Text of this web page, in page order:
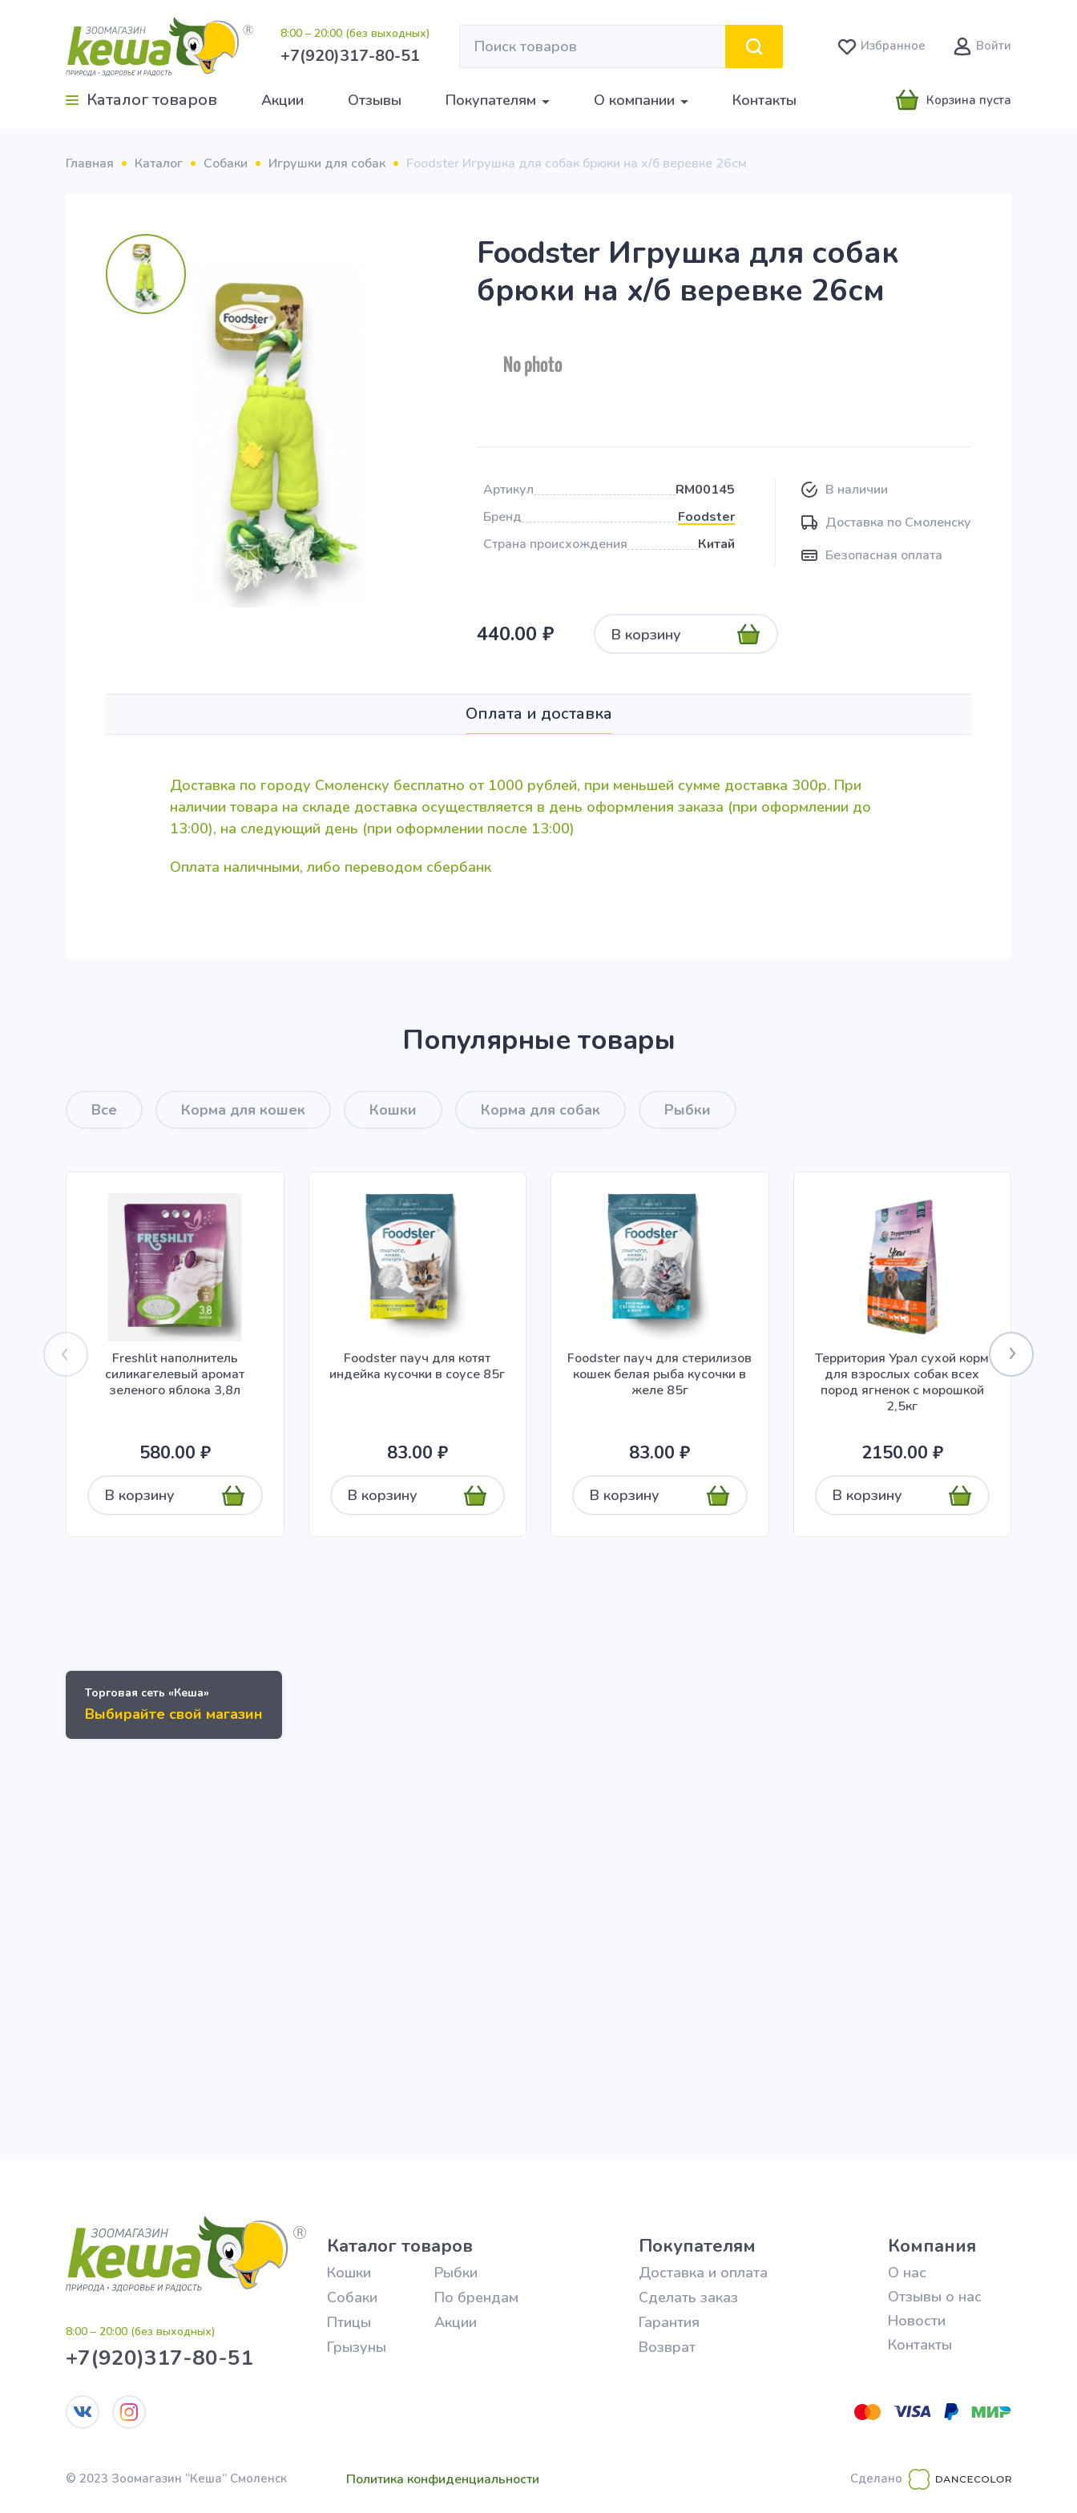
8:00 – 20:00 (без выходных)
+7(920)317-80-51 Избранное Войти
Каталог товаров Акции Отзывы Покупателям О компании Контакты Корзина пуста
Главная Каталог Собаки Игрушки для собак Foodster Игрушка для собак брюки на х/б веревке 26см
Foodster Игрушка для собак
брюки на х/б веревке 26см
Артикул
RM00145
Бренд
Foodster
Страна происхождения
Китай
В наличии
Доставка по Смоленску
Безопасная оплата
440.00 ₽ В корзину
Оплата и доставка
Доставка по городу Смоленску бесплатно от 1000 рублей, при меньшей сумме доставка 300р. При
наличии товара на складе доставка осуществляется в день оформления заказа (при оформлении до
13:00), на следующий день (при оформлении после 13:00)
Оплата наличными, либо переводом сбербанк
Популярные товары
Все Корма для кошек Кошки Корма для собак Рыбки
Freshlit наполнитель
силикагелевый аромат
зеленого яблока 3,8л
580.00 ₽
В корзину
Foodster пауч для котят
индейка кусочки в соусе 85г
83.00 ₽
В корзину
Foodster пауч для стерилизов
кошек белая рыба кусочки в
желе 85г
83.00 ₽
В корзину
Территория Урал сухой корм
для взрослых собак всех
пород ягненок с морошкой
2,5кг
2150.00 ₽
В корзину
Торговая сеть «Кеша»
Выбирайте свой магазин
8:00 – 20:00 (без выходных)
+7(920)317-80-51
Каталог товаров
Кошки
Собаки
Птицы
Грызуны
Рыбки
По брендам
Акции
Покупателям
Доставка и оплата
Сделать заказ
Гарантия
Возврат
Компания
О нас
Отзывы о нас
Новости
Контакты
© 2023 Зоомагазин “Кеша” Смоленск Политика конфиденциальности Сделано